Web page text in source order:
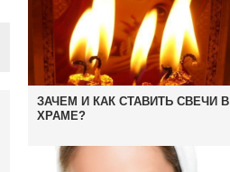
ЗАЧЕМ И КАК СТАВИТЬ СВЕЧИ В
ХРАМЕ?